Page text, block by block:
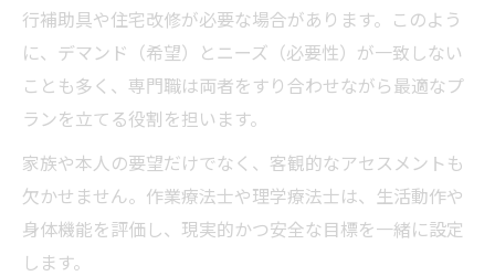
行補助具や住宅改修が必要な場合があります。このよう
に、デマンド（希望）とニーズ（必要性）が一致しない
ことも多く、専門職は両者をすり合わせながら最適なプ
ランを立てる役割を担います。
家族や本人の要望だけでなく、客観的なアセスメントも
欠かせません。作業療法士や理学療法士は、生活動作や
身体機能を評価し、現実的かつ安全な目標を一緒に設定
します。